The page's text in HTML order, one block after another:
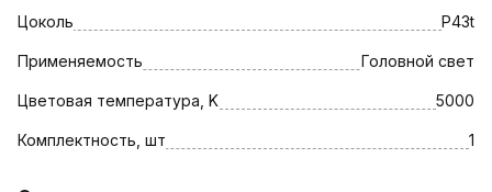
Цоколь P43t
Применяемость Головной свет
Цветовая температура, K 5000
Комплектность, шт 1